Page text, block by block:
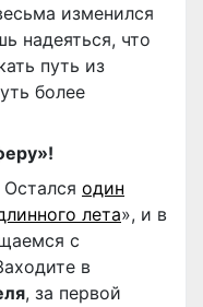
изменился
надеяться, что
путь из
более
один
лета», и в
с
в
, за первой